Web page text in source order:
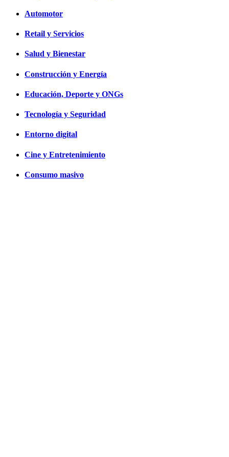
Automotor
Retail y Servicios
Salud y Bienestar
Construcción y Energía
Educación, Deporte y ONGs
Tecnología y Seguridad
Entorno digital
Cine y Entretenimiento
Consumo masivo